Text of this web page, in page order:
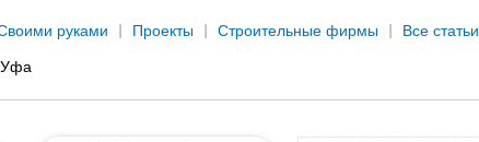
руками Проекты Строительные фирмы Все статьи
Уфа